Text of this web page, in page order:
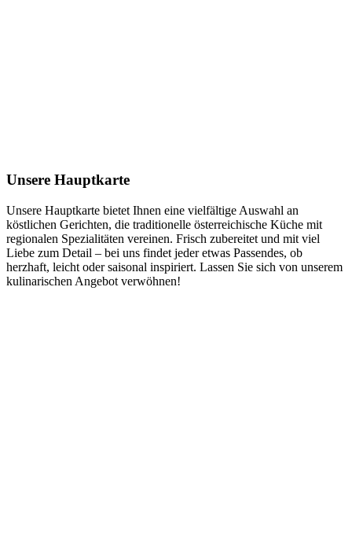
Unsere Hauptkarte
Unsere Hauptkarte bietet Ihnen eine vielfältige Auswahl an
köstlichen Gerichten, die traditionelle österreichische Küche mit
regionalen Spezialitäten vereinen. Frisch zubereitet und mit viel
Liebe zum Detail – bei uns findet jeder etwas Passendes, ob
herzhaft, leicht oder saisonal inspiriert. Lassen Sie sich von unserem
kulinarischen Angebot verwöhnen!